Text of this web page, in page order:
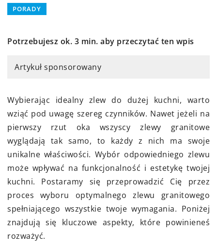
PORADY
Potrzebujesz ok. 3 min. aby przeczytać ten wpis
Artykuł sponsorowany
Wybierając idealny zlew do dużej kuchni, warto
wziąć pod uwagę szereg czynników. Nawet jeżeli na
pierwszy rzut oka wszyscy zlewy granitowe
wyglądają tak samo, to każdy z nich ma swoje
unikalne właściwości. Wybór odpowiedniego zlewu
może wpływać na funkcjonalność i estetykę twojej
kuchni. Postaramy się przeprowadzić Cię przez
proces wyboru optymalnego zlewu granitowego
spełniającego wszystkie twoje wymagania. Poniżej
znajdują się kluczowe aspekty, które powinieneś
rozważyć.